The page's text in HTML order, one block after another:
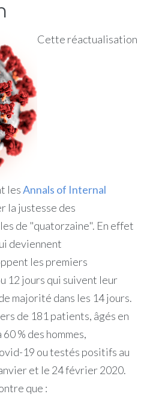
Cette réactualisation
lesAnnals of Internal
la justesse des
de "quatorzaine". En effet
deviennent
les premiers
12 jours qui suivent leur
majorité dans les 14 jours.
de 181 patients, âgés en
% des hommes,
19 ou testés positifs au
et le 24 février 2020.
que :